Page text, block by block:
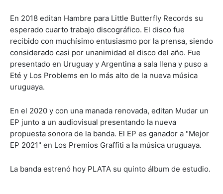
En 2018 editan Hambre para Little Butterfly Records su
esperado cuarto trabajo discográfico. El disco fue
recibido con muchísimo entusiasmo por la prensa, siendo
considerado casi por unanimidad el disco del año. Fue
presentado en Uruguay y Argentina a sala llena y puso a
Eté y Los Problems en lo más alto de la nueva música
uruguaya.
En el 2020 y con una manada renovada, editan Mudar un
EP junto a un audiovisual presentando la nueva
propuesta sonora de la banda. El EP es ganador a "Mejor
EP 2021" en Los Premios Graffiti a la música uruguaya.
La banda estrenó hoy PLATA su quinto álbum de estudio.